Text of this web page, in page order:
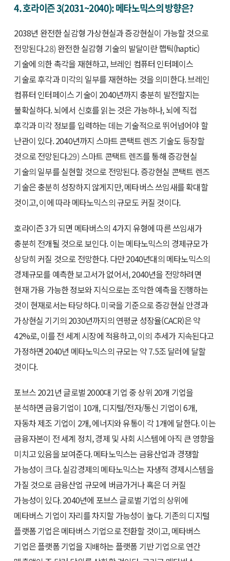
4. 호라이즌 3(2031~2040): 메타노믹스의 방향은?
2038년 완전한 실감형 가상현실과 증강현실이 가능할 것으로
전망된다.28)완전한 실감형 기술의 발달이란 햅틱(haptic)
기술에 의한 촉각을 재현하고, 브레인 컴퓨터 인터페이스
기술로 후각과 미각의 일부를 재현하는 것을 의미한다. 브레인
컴퓨터 인터페이스 기술이 2040년까지 충분히 발전할지는
불확실하다. 뇌에서 신호를 읽는 것은 가능하나, 뇌에 직접
후각과 미각 정보를 입력하는 데는 기술적으로 뛰어넘어야 할
난관이 있다. 2040년까지 스마트 콘택트 렌즈 기술도 등장할
것으로 전망된다.29)스마트 콘택트 렌즈를 통해 증강현실
기술의 일부를 실현할 것으로 전망된다. 증강현실 콘택트 렌즈
기술은 충분히 성장하지 않게지만, 메타버스 쓰임새를 확대할
것이고, 이에 따라 메타노믹스의 규모도 커질 것이다.
호라이즌 3가 되면 메타버스의 4가지 유형에 따른 쓰임새가
충분히 전개될 것으로 보인다. 이는 메타노믹스의 경제규모가
상당히 커질 것으로 전망한다. 다만 2040년대의 메타노믹스의
경제규모를 예측한 보고서가 없어서, 2040년을 전망하려면
현재 가용 가능한 정보와 지식으로는 조악한 예측을 진행하는
것이 현재로서는 타당하다. 미국을 기준으로 증강현실 안경과
가상현실 기기의 2030년까지의 연평균 성장율(CACR)은 약
42%로, 이를 전 세계 시장에 적용하고, 이의 추세가 지속된다고
가정하면 2040년 메타노믹스의 규모는 약 7.5조 달러에 달할
것이다.
포브스 2021년 글로벌 2000대 기업 중 상위 20개 기업을
분석하면 금융기업이 10개, 디지털/전자/통신 기업이 6개,
자동차 제조 기업이 2개, 에너지와 유통이 각 1개에 달한다. 이는
금융자본이 전 세계 정치, 경제 및 사회 시스템에 아직 큰 영향을
미치고 있음을 보여준다. 메타노믹스는 금융산업과 경쟁할
가능성이 크다. 실감경제의 메타노믹스는 자생적 경제시스템을
가질 것으로 금융산업 규모에 버금가거나 혹은 더 커질
가능성이 있다. 2040년에 포브스 글로벌 기업의 상위에
메타버스 기업이 자리를 차지할 가능성이 높다. 기존의 디지털
플랫폼 기업은 메타버스 기업으로 전환할 것이고, 메타버스
기업은 플랫폼 기업을 지배하는 플랫폼 기반 기업으로 연간